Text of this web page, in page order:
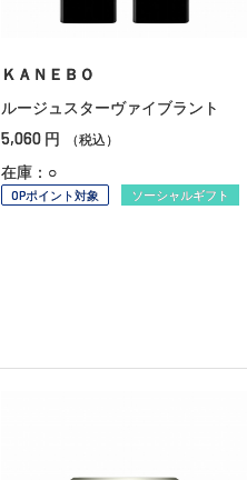
ＫＡＮＥＢＯ
ルージュスターヴァイブラント
5,060 円 （税込）
在庫：○
OPポイント対象 ソーシャルギフト